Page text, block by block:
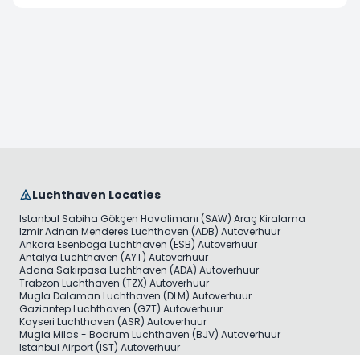
Luchthaven Locaties
Istanbul Sabiha Gökçen Havalimanı (SAW) Araç Kiralama
Izmir Adnan Menderes Luchthaven (ADB) Autoverhuur
Ankara Esenboga Luchthaven (ESB) Autoverhuur
Antalya Luchthaven (AYT) Autoverhuur
Adana Sakirpasa Luchthaven (ADA) Autoverhuur
Trabzon Luchthaven (TZX) Autoverhuur
Mugla Dalaman Luchthaven (DLM) Autoverhuur
Gaziantep Luchthaven (GZT) Autoverhuur
Kayseri Luchthaven (ASR) Autoverhuur
Mugla Milas - Bodrum Luchthaven (BJV) Autoverhuur
Istanbul Airport (IST) Autoverhuur